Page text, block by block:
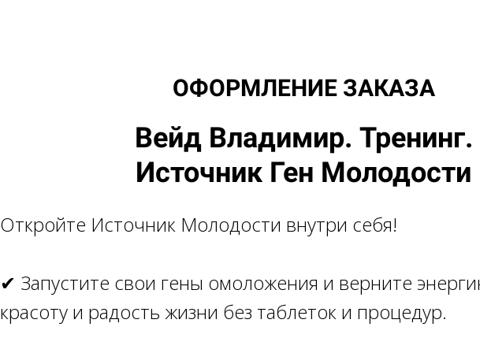
ОФОРМЛЕНИЕ ЗАКАЗА
Вейд Владимир. Тренинг.
Источник Ген Молодости
Откройте Источник Молодости внутри себя!
✔ Запустите свои гены омоложения и верните
красоту и радость жизни без таблеток и процедур.